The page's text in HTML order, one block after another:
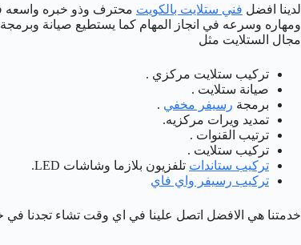
لدينا افضل فني ستلايت بالكويت محترف وذو خبره واسعه
ومهاره وسرعه في انجاز المهام كما يستطيع صيانة
مجال الستلايت مثل
تركيب ستلايت مركزي .
صيانة ستلايت .
برمجة رسيفر مخفي .
تمديد ويرات مركزيه.
ترتيب القنوات .
تركيب ستلايت .
تركيب ستاندات تلفزيون بلازما وشاشات LED.
تركيب رسيفر واي فاي
خدمتنا هي الافضل اتصل علينا في اي وقت تشاء تجدنا في